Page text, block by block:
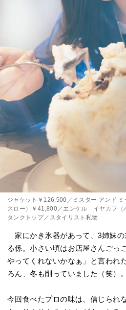
ジャケット￥126,500／ミスター アンド
スロー）￥41,800／エンケル イヤカフ
タンクトップ／スタイリスト私物
家にかき氷器があって、3姉妹
る係。小さい頃はお店屋さんごっ
やってくれないかなぁ」と言わ
ろん、冬も削っていました（笑）。
今回食べたプロの味は、信じられ